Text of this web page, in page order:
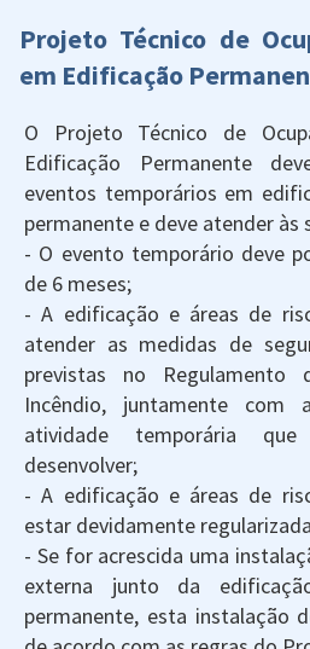
Projeto Técnico de
em Edificação
O Projeto Técnico de
Edificação Permanente
eventos temporários em
permanente e deve atender às
- O evento temporário deve
de 6 meses;
- A edificação e áreas de
atender as medidas de
previstas no Regulamento
Incêndio, juntamente com
atividade temporária
desenvolver;
- A edificação e áreas de
estar devidamente
- Se for acrescida uma
externa junto da
permanente, esta instalação